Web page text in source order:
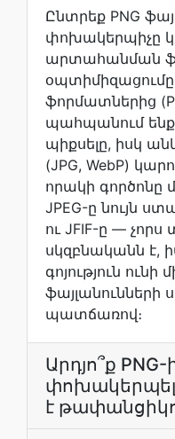
Ընտրեք PNG
փոխակերպիչը
արտահանման
ֆորմատներից
պահպանում ենք
պիքսելը, իսկ
(JPG, WebP)
որակի գործոնը
JPEG-ը նույն
ու JFIF-ը — չորս
սկզբնականն է,
գոյություն ունի
պատճառով։
Արդյո՞ք PNG-
է